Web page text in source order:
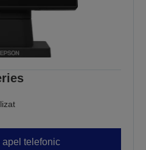
apel telefonic